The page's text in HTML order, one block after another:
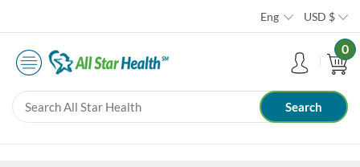
Eng USD $
0